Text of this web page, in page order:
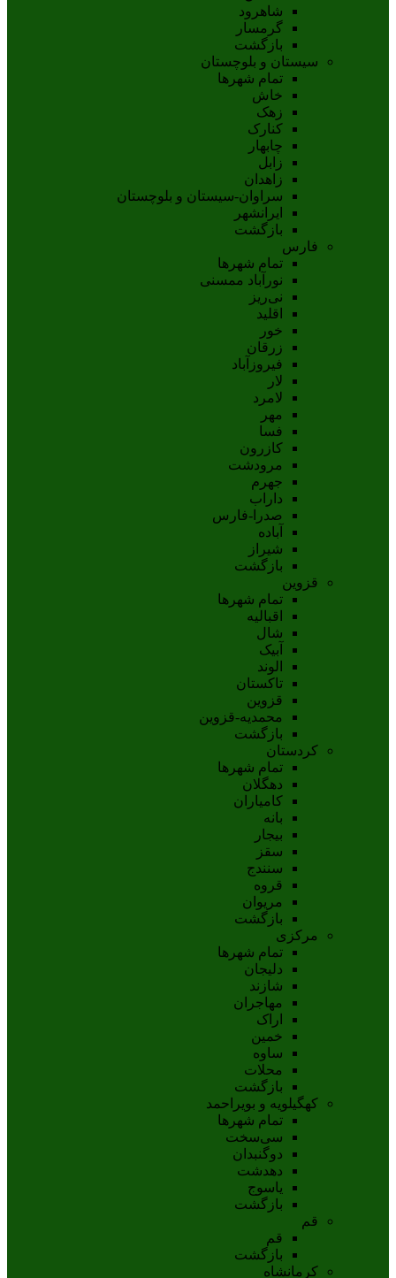
شاهرود
گرمسار
بازگشت
سیستان و بلوچستان
تمام شهر‌ها
خاش
زهک
کنارک
چابهار
زابل
زاهدان
سراوان-سيستان و بلوچستان
ايرانشهر
بازگشت
فارس
تمام شهر‌ها
نورآباد ممسنی
نی‌ریز
اقلید
خور
زرقان
فیروزآباد
لار
لامرد
مهر
فسا
کازرون
مرودشت
جهرم
داراب
صدرا-فارس
آباده
شيراز
بازگشت
قزوین
تمام شهر‌ها
اقبالیه
شال
آبيک
الوند
تاکستان
قزوين
محمديه-قزوين
بازگشت
کردستان
تمام شهر‌ها
دهگلان
کامیاران
بانه
بيجار
سقز
سنندج
قروه
مريوان
بازگشت
مرکزی
تمام شهر‌ها
دلیجان
شازند
مهاجران
اراک
خمين
ساوه
محلات
بازگشت
کهگیلویه و بویراحمد
تمام شهر‌ها
سی‌سخت
دوگنبدان
دهدشت
ياسوج
بازگشت
قم
قم
بازگشت
کرمانشاه